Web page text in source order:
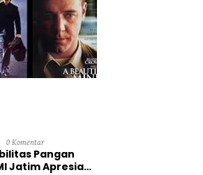
0 Komentar
Pangan
Jatim Apresiasi